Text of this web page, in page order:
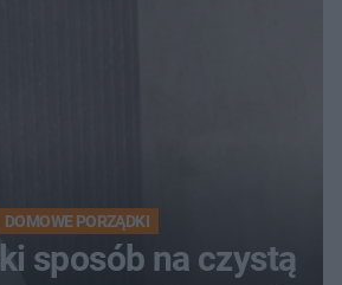
DOMOWE PORZĄDKI
sposób na czystą